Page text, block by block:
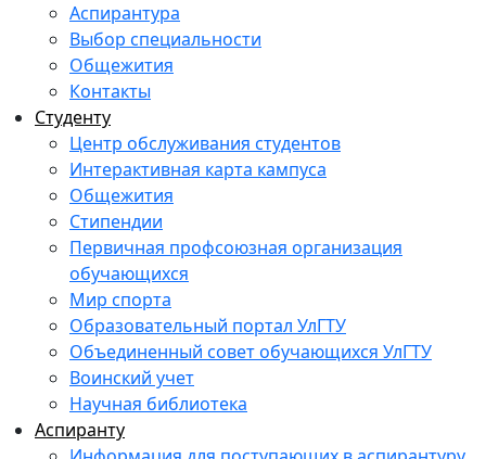
Аспирантура
Выбор специальности
Общежития
Контакты
Студенту
Центр обслуживания студентов
Интерактивная карта кампуса
Общежития
Стипендии
Первичная профсоюзная организация
обучающихся
Мир спорта
Образовательный портал УлГТУ
Объединенный совет обучающихся УлГТУ
Воинский учет
Научная библиотека
Аспиранту